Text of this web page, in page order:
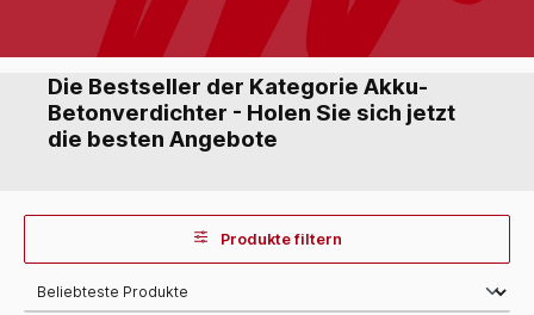
Die Bestseller der Kategorie Akku-
Betonverdichter - Holen Sie sich jetzt
die besten Angebote
Produkte filtern